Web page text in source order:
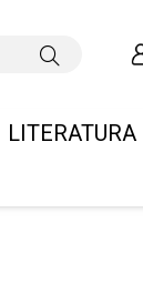
LITERATURA